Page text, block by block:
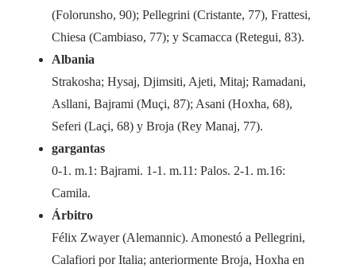
(Folorunsho, 90); Pellegrini (Cristante, 77), Frattesi,
Chiesa (Cambiaso, 77); y Scamacca (Retegui, 83).
Albania
Strakosha; Hysaj, Djimsiti, Ajeti, Mitaj; Ramadani,
Asllani, Bajrami (Muçi, 87); Asani (Hoxha, 68),
Seferi (Laçi, 68) y Broja (Rey Manaj, 77).
gargantas
0-1. m.1: Bajrami. 1-1. m.11: Palos. 2-1. m.16:
Camila.
Árbitro
Félix Zwayer (Alemannic). Amonestó a Pellegrini,
Calafiori por Italia; anteriormente Broja, Hoxha en